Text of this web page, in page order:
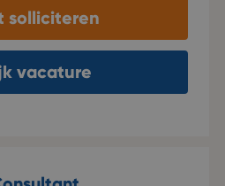
tot marketing en
over een eigen
kanalen. Naast het
ondersteunen ze ook
solliciteren
vacature